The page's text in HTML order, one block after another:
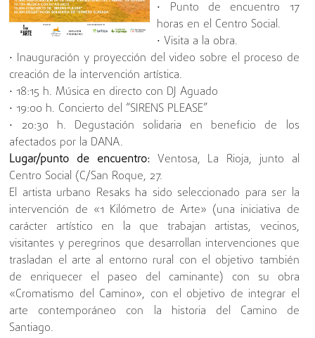
• Punto de encuentro 17
horas en el Centro Social.
• Visita a la obra.
• Inauguración y proyección del video sobre el proceso de
creación de la intervención artística.
• 18:15 h. Música en directo con DJ Aguado
• 19:00 h. Concierto del “SIRENS PLEASE”
• 20:30 h. Degustación solidaria en beneficio de los
afectados por la DANA.
Lugar/punto de encuentro:Ventosa, La Rioja, junto al
Centro Social (C/San Roque, 27.
El artista urbano Resaks ha sido seleccionado para ser la
intervención de «1 Kilómetro de Arte» (una iniciativa de
carácter artístico en la que trabajan artistas, vecinos,
visitantes y peregrinos que desarrollan intervenciones que
trasladan el arte al entorno rural con el objetivo también
de enriquecer el paseo del caminante) con su obra
«Cromatismo del Camino», con el objetivo de integrar el
arte contemporáneo con la historia del Camino de
Santiago.